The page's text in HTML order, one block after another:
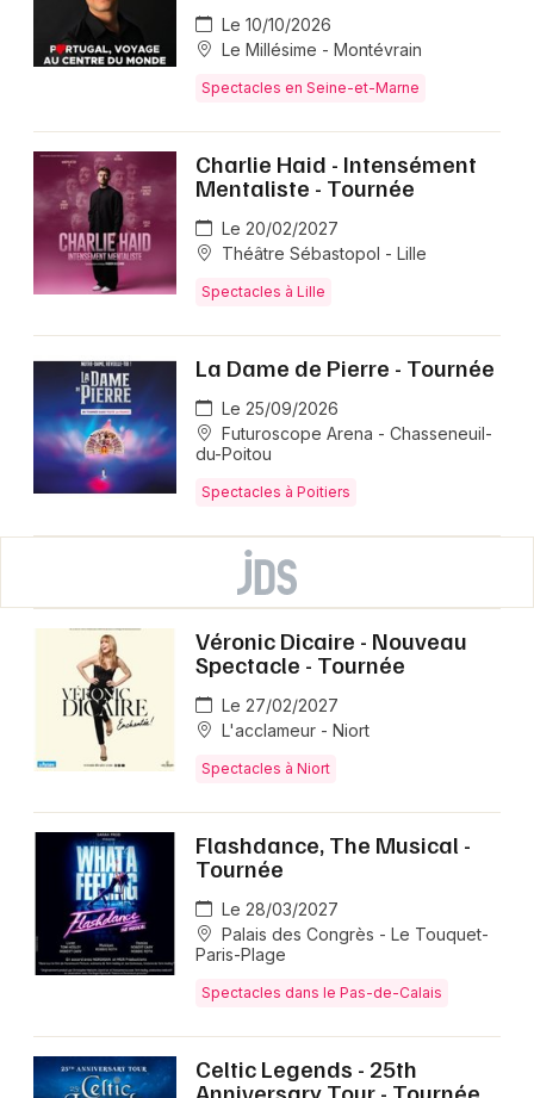
Le 10/10/2026
Le Millésime - Montévrain
Spectacles en Seine-et-Marne
Charlie Haid - Intensément
Mentaliste - Tournée
Le 20/02/2027
Théâtre Sébastopol - Lille
Spectacles à Lille
La Dame de Pierre - Tournée
Le 25/09/2026
Futuroscope Arena - Chasseneuil-
du-Poitou
Spectacles à Poitiers
Véronic Dicaire - Nouveau
Spectacle - Tournée
Le 27/02/2027
L'acclameur - Niort
Spectacles à Niort
Flashdance, The Musical -
Tournée
Le 28/03/2027
Palais des Congrès - Le Touquet-
Paris-Plage
Spectacles dans le Pas-de-Calais
Celtic Legends - 25th
Anniversary Tour - Tournée